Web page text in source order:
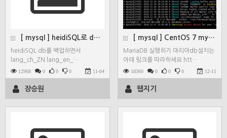
[ mysql ] heidiSQL로 db 백업시 테이블…
heidiSQL db를 백업하면서
lang_ch_ZN lang_en_…
12968 0 0 0 11-04
장승원
[ mysql ] CentOS 7 mysql Maria…
MariaDB 실행하기 마리아db설치는
아래 링크를 따라하세요 htt…
18360 0 0 0 12-11
웹지기